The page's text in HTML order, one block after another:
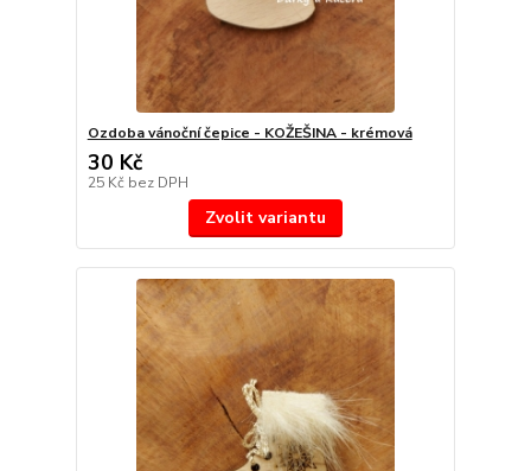
Ozdoba vánoční čepice - KOŽEŠINA - krémová
30 Kč
25 Kč bez DPH
Zvolit variantu